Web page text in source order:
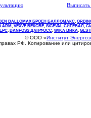
BALLOMAX БРОЕН БАЛЛОМАКС,
ARM, VEXVE ВЕКСВЕ, SIGEVAL СИГЕВАЛ ,
. DANFOSS ДАНФОСС, WIKA ВИКА,
© ООО «Институт
РФ. Копирование или